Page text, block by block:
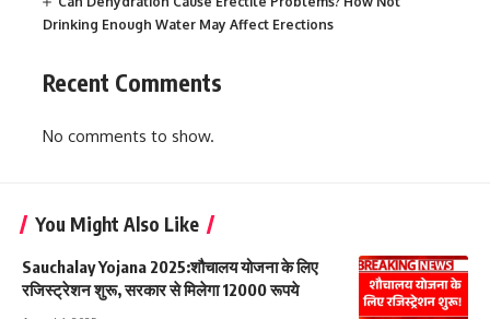
Drinking Enough Water May Affect Erections
Recent Comments
No comments to show.
You Might Also Like
Sauchalay Yojana 2025:शौचालय योजना के लिए
रजिस्ट्रेशन शुरू, सरकार से मिलेगा 12000 रूपये